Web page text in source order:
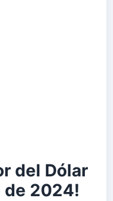
del Dólar
de 2024!